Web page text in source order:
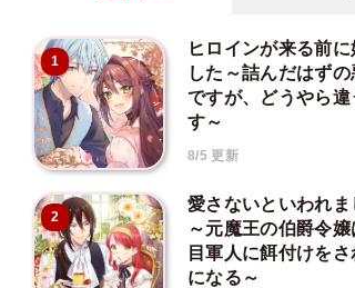
1
ヒロインが来る前に
した～詰んだはず
ですが、どうやら違
す～
8/5 更新
2
愛さないといわれま
～元魔王の伯爵令
目軍人に餌付けを
になる～